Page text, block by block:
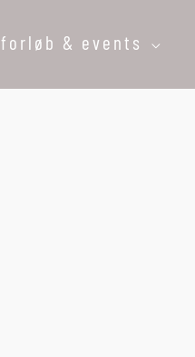
forløb & events